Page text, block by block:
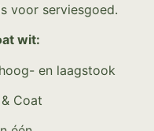
voor serviesgoed.
wit:
en laagstook
Coat